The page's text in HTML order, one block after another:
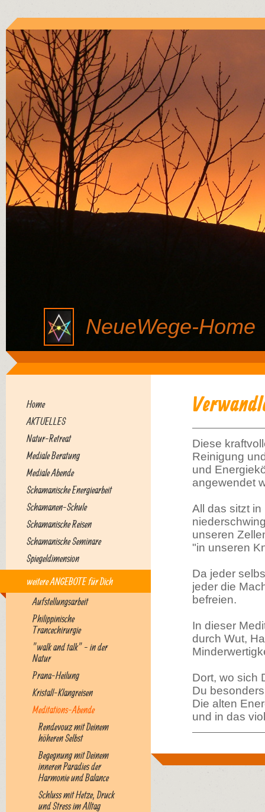
NeueWege-Home
Home
AKTUELLES
Natur-Retreat
Mediale Beratung
Mediale Abende
Schamanische Energiearbeit
Schamanen-Schule
Schamanische Reisen
Schamanische Seminare
Spiegeldimension
weitere ANGEBOTE für Dich
Aufstellungsarbeit
Philippinische
Trancechirurgie
"walk and talk" - in der
Natur
Prana-Heilung
Kristall-Klangreisen
Meditations-Abende
Rendevouz mit Deinem
höheren Selbst
Begegnung mit Deinem
inneren Paradies der
Harmonie und Balance
Schluss mit Hetze, Druck
und Stress im Alltag
Diese
Reinigung
und
angewendet
All das sitzt in
unseren
"in unseren
Da jeder
jeder die
befreien.
In dieser
durch Wut,
Dort, wo sich
Du
Die alten
und in das